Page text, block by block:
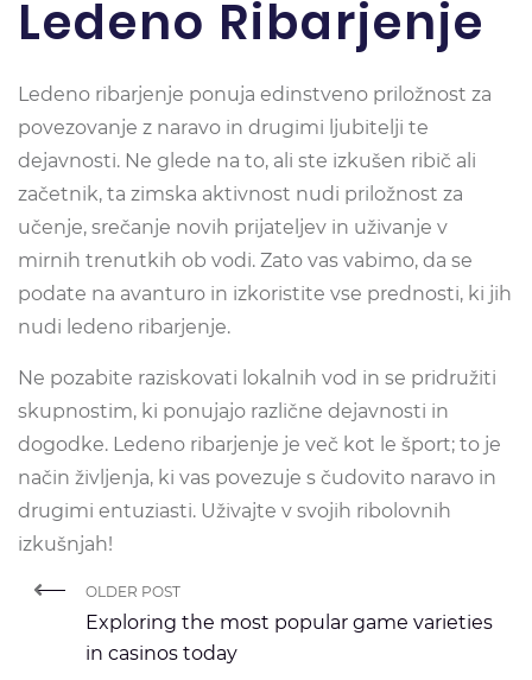
Ledeno Ribarjenje
Ledeno ribarjenje ponuja edinstveno priložnost za
povezovanje z naravo in drugimi ljubitelji te
dejavnosti. Ne glede na to, ali ste izkušen ribič ali
začetnik, ta zimska aktivnost nudi priložnost za
učenje, srečanje novih prijateljev in uživanje v
mirnih trenutkih ob vodi. Zato vas vabimo, da se
podate na avanturo in izkoristite vse prednosti, ki jih
nudi ledeno ribarjenje.
Ne pozabite raziskovati lokalnih vod in se pridružiti
skupnostim, ki ponujajo različne dejavnosti in
dogodke. Ledeno ribarjenje je več kot le šport; to je
način življenja, ki vas povezuje s čudovito naravo in
drugimi entuziasti. Uživajte v svojih ribolovnih
izkušnjah!
OLDER POST
Exploring the most popular game varieties
in casinos today